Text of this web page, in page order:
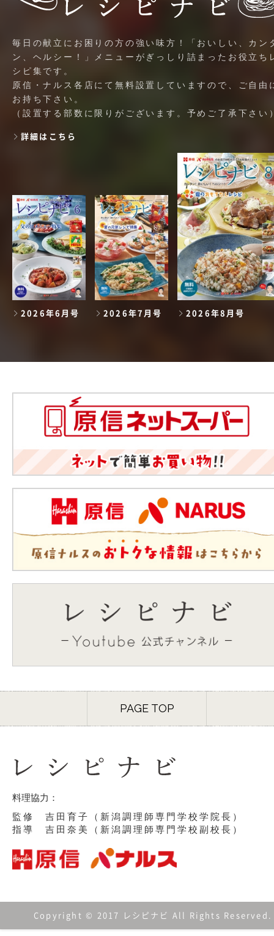
毎日の献立にお困りの方の強い味方！「おいしい、カン
ン、ヘルシー！」メニューがぎっしり詰まったお役立ち
シピ集です。
原信・ナルス各店にて無料設置していますので、ご自由
お持ち下さい。
（設置する部数に限りがございます。予めご了承下さい
詳細はこちら
2026年6月号 2026年7月号 2026年8月号
PAGE TOP
料理協力：
監修 吉田育子（新潟調理師専門学校学院長）
指導 吉田奈美（新潟調理師専門学校副校長）
Copyright © 2017 レシピナビ All Rights Reserved.